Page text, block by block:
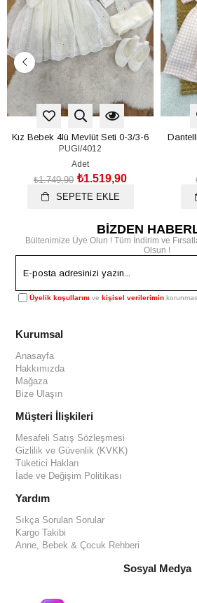
Kız Bebek 4lü Mevlüt Seti 0-3/3-6
Ay
PUGI/4012
Adet
₺1.519,90
₺1.749,90
SEPETE EKLE
BİZDEN
Bültenimize Üye Olun ! Tüm İndirim ve
Olsun !
Üyelik koşullarını vekişisel verilerimin
Kurumsal
Anasayfa
Hakkımızda
Mağaza
Bize Ulaşın
Müşteri İlişkileri
Mesafeli Satış Sözleşmesi
Gizlilik ve Güvenlik (KVKK)
Tüketici Hakları
İade ve Değişim Politikası
Yardım
Sıkça Sorulan Sorular
Kargo Takibi
Anne, Bebek & Çocuk Rehberi
Sosyal Medya